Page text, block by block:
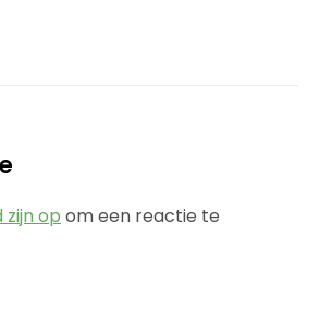
zijn op om een reactie te